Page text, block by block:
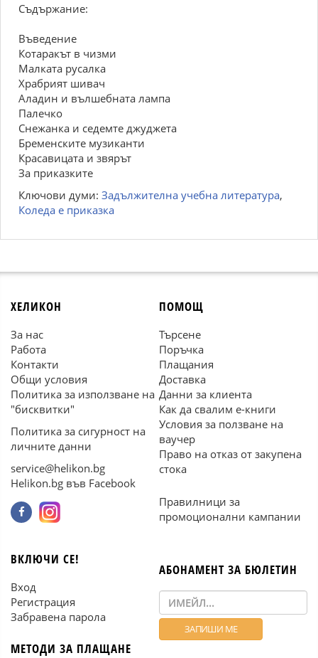
Съдържание:
Въведение
Котаракът в чизми
Малката русалка
Храбрият шивач
Аладин и вълшебната лампа
Палечко
Снежанка и седемте джуджета
Бременските музиканти
Красавицата и звярът
За приказките
Ключови думи: Задължителна учебна литература,
Коледа е приказка
ХЕЛИКОН
За нас
Работа
Контакти
Общи условия
Политика за използване на
"бисквитки"
Политика за сигурност на
личните данни
service@helikon.bg
Helikon.bg във Facebook
ПОМОЩ
Търсене
Поръчка
Плащания
Доставка
Данни за клиента
Как да свалим е-книги
Условия за ползване на
ваучер
Право на отказ от закупена
стока
Правилници за
промоционални кампании
ВКЛЮЧИ СЕ!
Вход
Регистрация
Забравена парола
МЕТОДИ ЗА ПЛАЩАНЕ
АБОНАМЕНТ ЗА БЮЛЕТИН